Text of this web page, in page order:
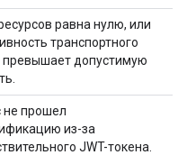
равна нулю, или
транспортного
превышает допустимую
не прошел
из-за
JWT-токена.